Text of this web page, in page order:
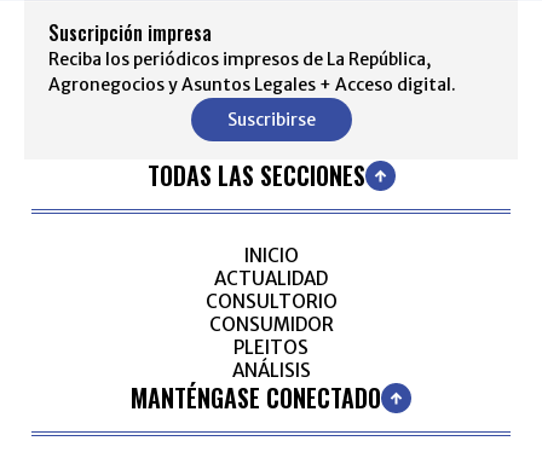
Suscripción impresa
Reciba los periódicos impresos de La República,
Agronegocios y Asuntos Legales + Acceso digital.
Suscribirse
TODAS LAS SECCIONES
INICIO
ACTUALIDAD
CONSULTORIO
CONSUMIDOR
PLEITOS
ANÁLISIS
MANTÉNGASE CONECTADO